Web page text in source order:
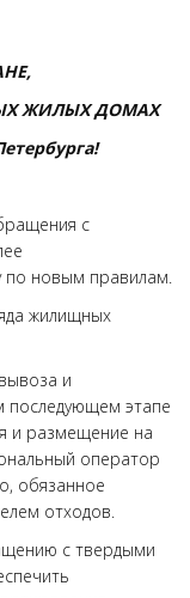
ЖИЛЫХ ДОМАХ
с
по новым правилам.
жилищных
и
последующем этапе
и размещение на
оператор
обязанное
отходов.
с твердыми